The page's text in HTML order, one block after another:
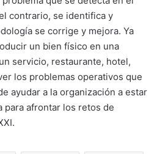
contrario, se identifica y
se corrige y mejora. Ya
un bien físico en una
servicio, restaurante, hotel,
los problemas operativos que
ayudar a la organización a estar
para afrontar los retos de